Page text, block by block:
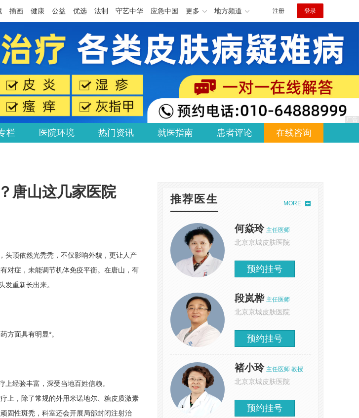
插画 健康 公益 优选 法制 守艺中华 应急中国 更多 地方频道 注册 登录
栏 医院环境 热门资讯 就医指南 患者评论 在线咨询
唐山这几家医院
头顶依然光秃秃，不仅影响外貌，更让人产
对症，未能调节机体免疫平衡。在唐山，有
发重新长出来。
方面具有明显*。
经验丰富，深受当地百姓信赖。
上，除了常规的外用米诺地尔、糖皮质激素
固性斑秃，科室还会开展局部封闭注射治
推荐医生 MORE
何焱玲 主任医师
北京京城皮肤医院
预约挂号
段岚桦 主任医师
北京京城皮肤医院
预约挂号
褚小玲 主任医师 教授
北京京城皮肤医院
预约挂号